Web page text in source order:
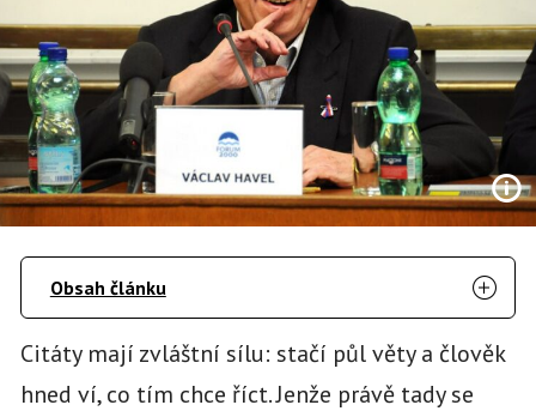
Obsah článku
Citáty mají zvláštní sílu: stačí půl věty a člověk
hned ví, co tím chce říct. Jenže právě tady se